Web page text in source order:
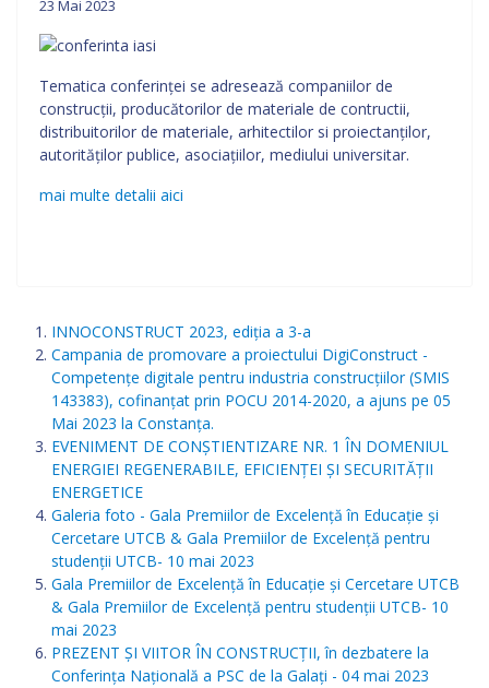
23 Mai 2023
Tematica conferinţei se adresează companiilor de
construcţii, producătorilor de materiale de contructii,
distribuitorilor de materiale, arhitectilor si proiectanţilor,
autorităţilor publice, asociaţiilor, mediului universitar.
mai multe detalii aici
INNOCONSTRUCT 2023, ediția a 3-a
Campania de promovare a proiectului DigiConstruct -
Competențe digitale pentru industria construcțiilor (SMIS
143383), cofinanţat prin POCU 2014-2020, a ajuns pe 05
Mai 2023 la Constanța.
EVENIMENT DE CONȘTIENTIZARE NR. 1 ÎN DOMENIUL
ENERGIEI REGENERABILE, EFICIENȚEI ȘI SECURITĂȚII
ENERGETICE
Galeria foto - Gala Premiilor de Excelenţă în Educaţie şi
Cercetare UTCB & Gala Premiilor de Excelenţă pentru
studenţii UTCB- 10 mai 2023
Gala Premiilor de Excelenţă în Educaţie şi Cercetare UTCB
& Gala Premiilor de Excelenţă pentru studenţii UTCB- 10
mai 2023
PREZENT ȘI VIITOR ÎN CONSTRUCȚII, în dezbatere la
Conferința Națională a PSC de la Galați - 04 mai 2023